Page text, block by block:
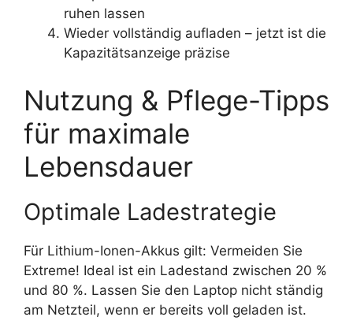
ruhen lassen
Wieder vollständig aufladen – jetzt ist die
Kapazitätsanzeige präzise
Nutzung & Pflege-Tipps
für maximale
Lebensdauer
Optimale Ladestrategie
Für Lithium-Ionen-Akkus gilt: Vermeiden Sie
Extreme! Ideal ist ein Ladestand zwischen 20 %
und 80 %. Lassen Sie den Laptop nicht ständig
am Netzteil, wenn er bereits voll geladen ist.